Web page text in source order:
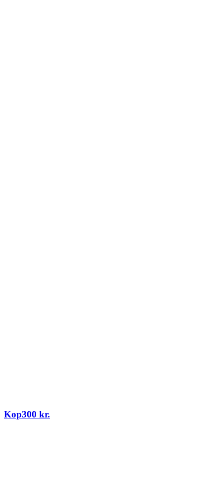
Kop300 kr.